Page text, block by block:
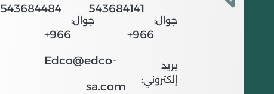
جوال:
543684141
966+
جوال:
543684484
966+
بريد
إلكتروني:
Edco@edco-
sa.com